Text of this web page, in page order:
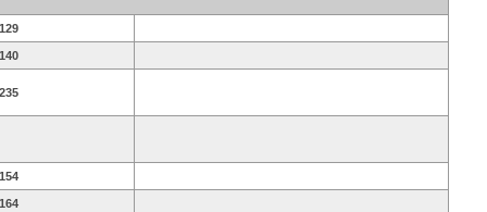
129
140
235
154
164